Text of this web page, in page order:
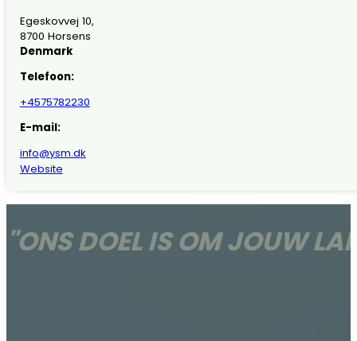
Egeskovvej 10,
8700 Horsens
Denmark
Telefoon:
+4575782230
E-mail:
info@ysm.dk
Website
"ONS DOEL IS OM JOUW